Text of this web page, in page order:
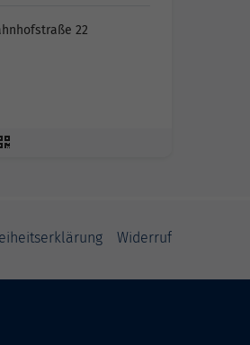
22
Widerruf